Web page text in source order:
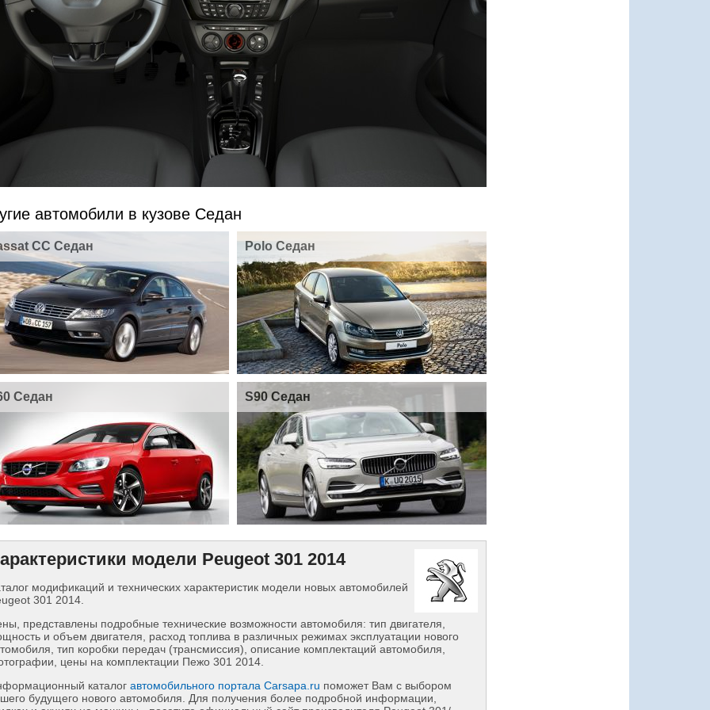
автомобили в кузове Седан
CC Седан Polo Седан
Седан S90 Седан
модели Peugeot 301 2014
модификаций и технических характеристик модели новых автомобилей
301 2014.
представлены подробные технические возможности автомобиля: тип двигателя,
и объем двигателя, расход топлива в различных режимах эксплуатации нового
тип коробки передач (трансмиссия), описание комплектаций автомобиля,
цены на комплектации Пежо 301 2014.
каталог автомобильного портала Carsapa.ru поможет Вам с выбором
будущего нового автомобиля. Для получения более подробной информации,